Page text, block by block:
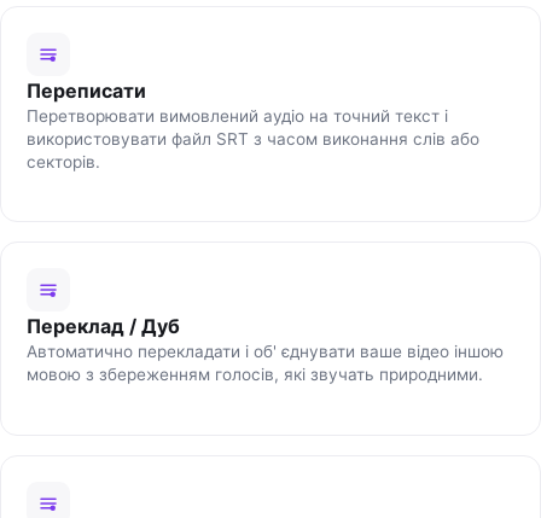
Переписати
Перетворювати вимовлений аудіо на точний текст і
використовувати файл SRT з часом виконання слів або
секторів.
Переклад / Дуб
Автоматично перекладати і об' єднувати ваше відео іншою
мовою з збереженням голосів, які звучать природними.